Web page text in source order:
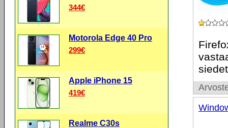
344€
Motorola Edge 40 Pro
299€
Apple iPhone 15
419€
Realme C30s